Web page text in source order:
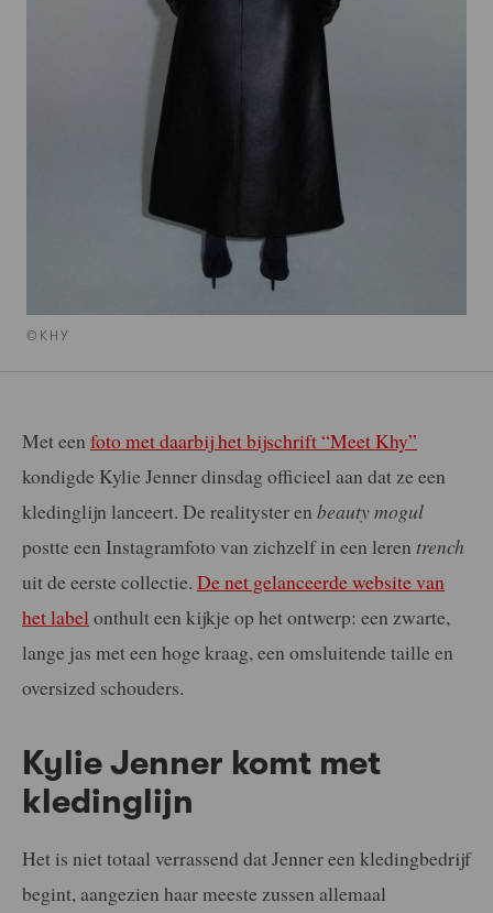
©KHY
Met een foto met daarbij het bijschrift “Meet Khy”
kondigde Kylie Jenner dinsdag officieel aan dat ze een
kledinglijn lanceert. De realityster en beautymogul
postte een Instagramfoto van zichzelf in een leren trench
uit de eerste collectie. De net gelanceerde website van
het label onthult een kijkje op het ontwerp: een zwarte,
lange jas met een hoge kraag, een omsluitende taille en
oversized schouders.
Kylie Jenner komt met
kledinglijn
Het is niet totaal verrassend dat Jenner een kledingbedrijf
begint, aangezien haar meeste zussen allemaal